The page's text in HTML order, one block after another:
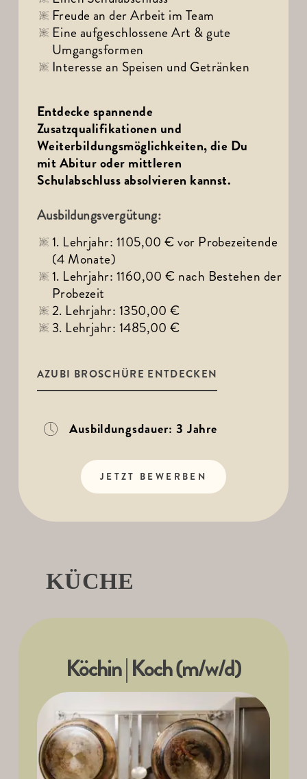
Freude an der Arbeit im Team
Eine aufgeschlossene Art & gute
Umgangsformen
Interesse an Speisen und Getränken
Entdecke spannende
Zusatzqualifikationen und
Weiterbildungsmöglichkeiten, die Du
mit Abitur oder mittleren
Schulabschluss absolvieren kannst.
Ausbildungsvergütung:
1. Lehrjahr: 1105,00 € vor Probezeitende
(4 Monate)
1. Lehrjahr: 1160,00 € nach Bestehen der
Probezeit
2. Lehrjahr: 1350,00 €
3. Lehrjahr: 1485,00 €
AZUBI BROSCHÜRE ENTDECKEN
Ausbildungsdauer: 3 Jahre
JETZT BEWERBEN
KÜCHE
Köchin | Koch (m/w/d)